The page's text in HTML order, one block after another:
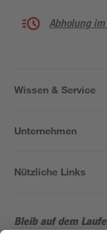
Abholung
Wissen & Service
Unternehmen
Nützliche Links
Bleib auf dem